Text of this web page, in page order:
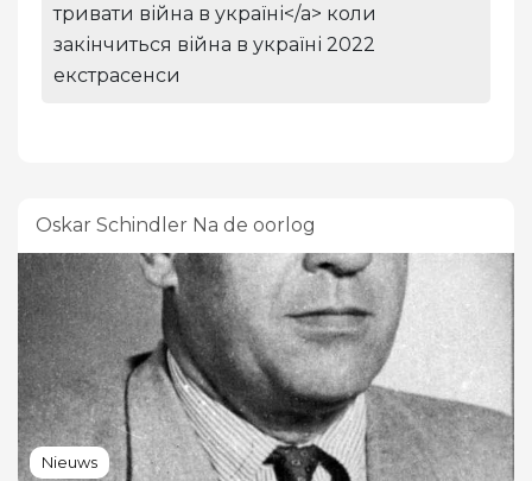
тривати війна в україні</a> коли
закінчиться війна в україні 2022
екстрасенси
Oskar Schindler Na de oorlog
Nieuws